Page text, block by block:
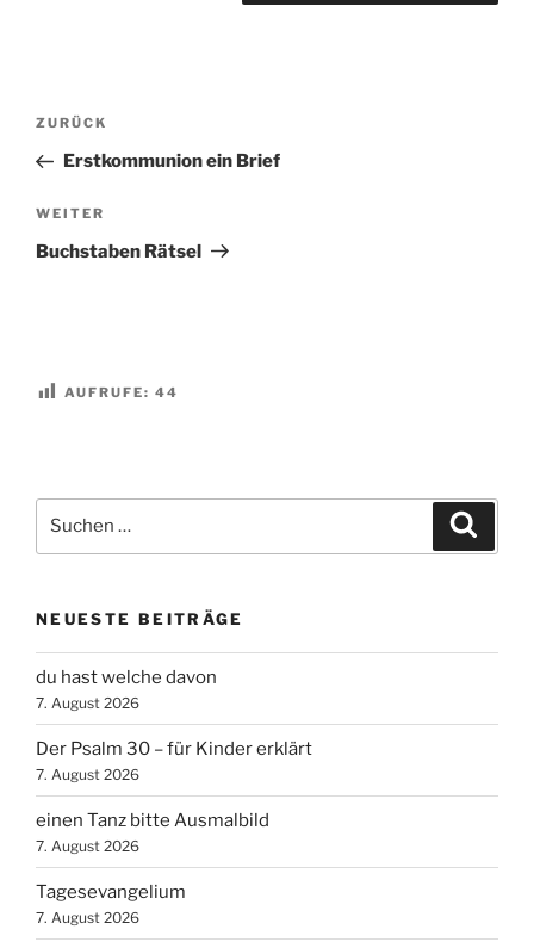
Beitragsnavigation
Vorheriger
Beitrag
ZURÜCK
Erstkommunion ein Brief
Nächster
Beitrag
WEITER
Buchstaben Rätsel
AUFRUFE: 44
nach:
NEUESTE BEITRÄGE
du hast welche davon
7. August 2026
Der Psalm 30 – für Kinder erklärt
7. August 2026
einen Tanz bitte Ausmalbild
7. August 2026
Tagesevangelium
7. August 2026